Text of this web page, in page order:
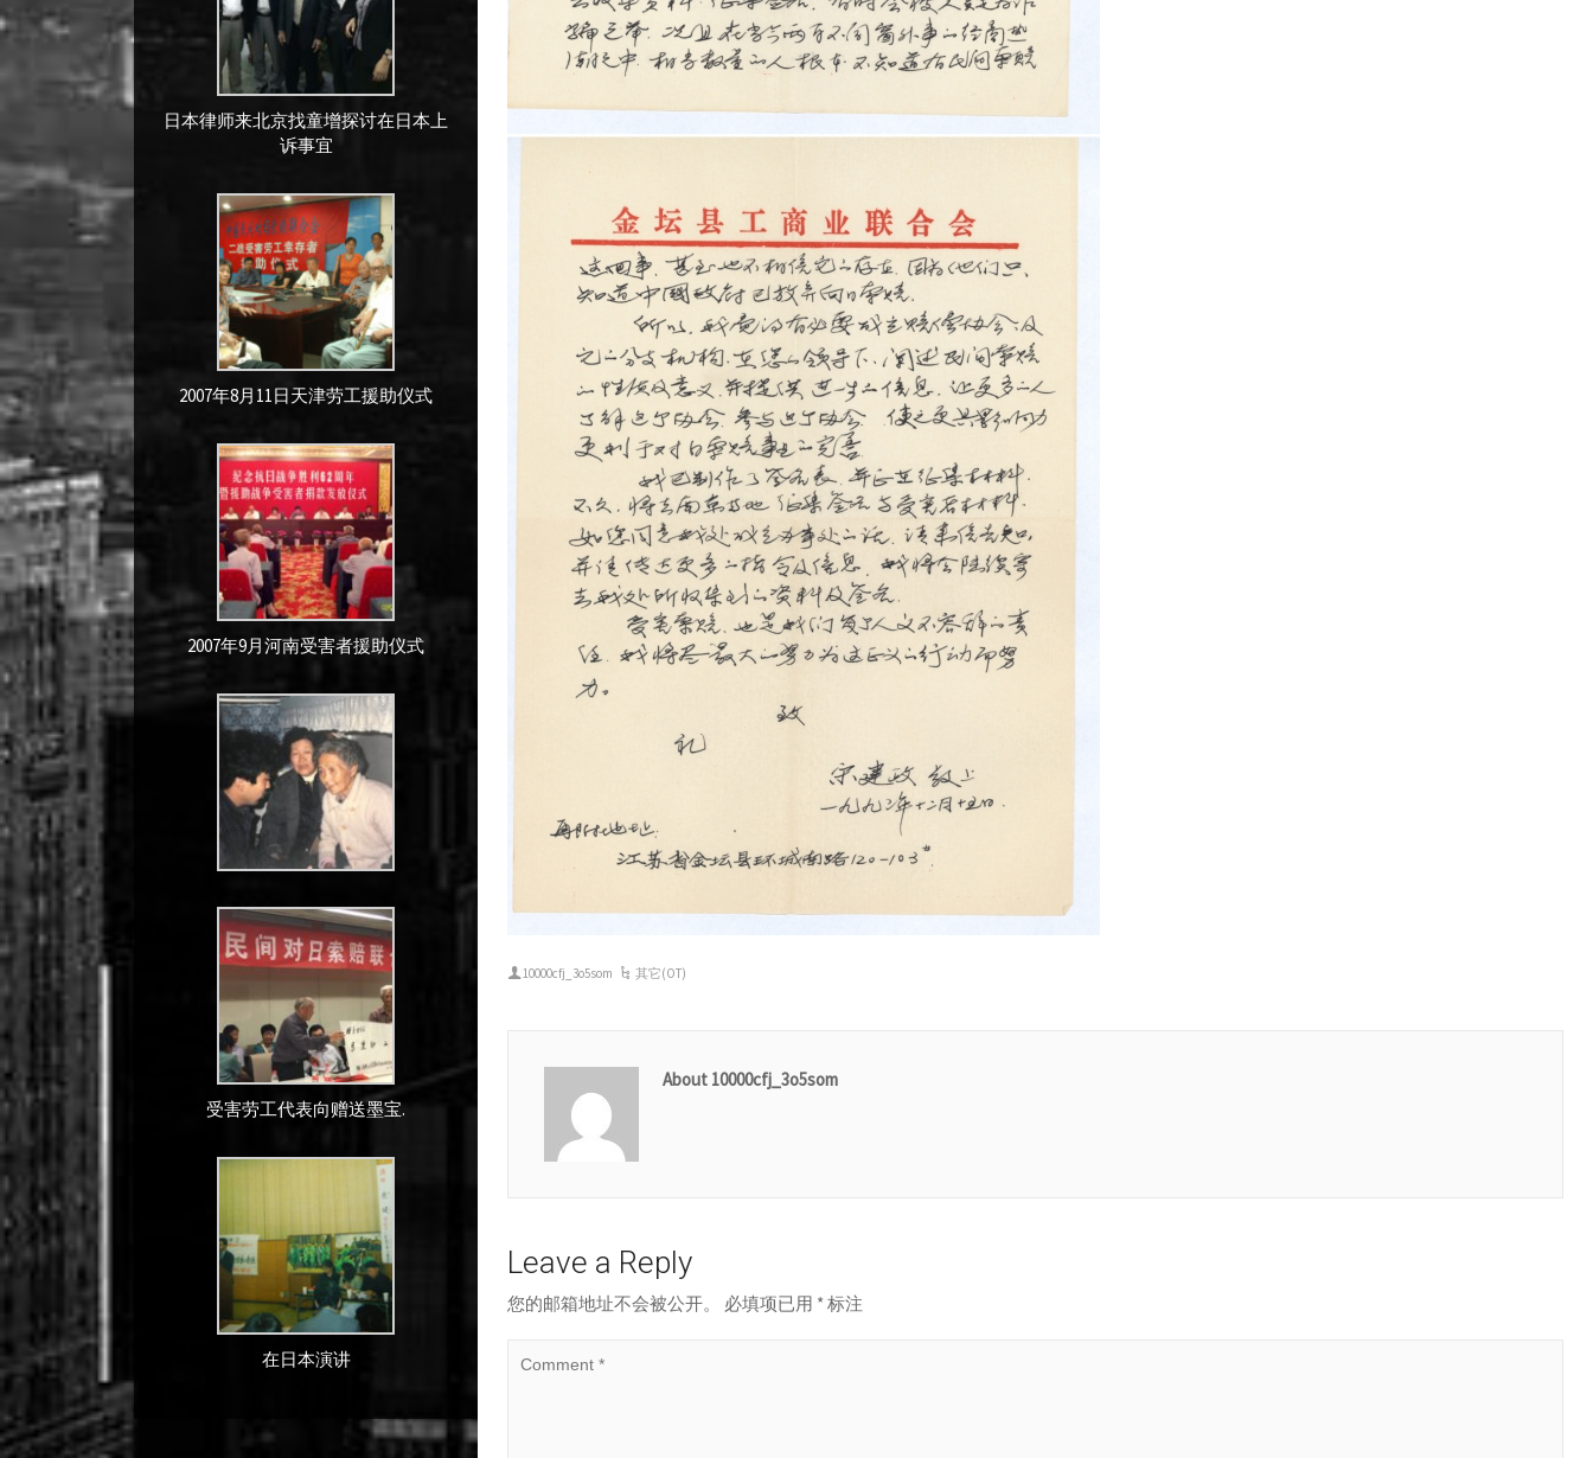
日本律师来北京找童增探讨在日本上
诉事宜
2007年8月11日天津劳工援助仪式
2007年9月河南受害者援助仪式
受害劳工代表向赠送墨宝.
在日本演讲
10000cfj_3o5som 其它(OT)
About 10000cfj_3o5som
Leave a Reply
您的邮箱地址不会被公开。 必填项已用 *标注